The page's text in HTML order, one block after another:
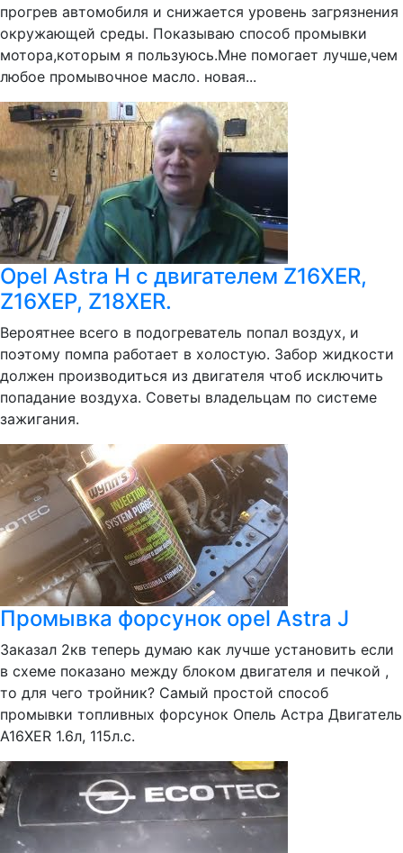
прогрев автомобиля и снижается уровень загрязнения
окружающей среды. Показываю способ промывки
мотора,которым я пользуюсь.Мне помогает лучше,чем
любое промывочное масло. новая...
Opel Astra H с двигателем Z16XER,
Z16XEP, Z18XER.
Вероятнее всего в подогреватель попал воздух, и
поэтому помпа работает в холостую. Забор жидкости
должен производиться из двигателя чтоб исключить
попадание воздуха. Советы владельцам по системе
зажигания.
Промывка форсунок opel Astra J
Заказал 2кв теперь думаю как лучше установить если
в схеме показано между блоком двигателя и печкой ,
то для чего тройник? Самый простой способ
промывки топливных форсунок Опель Астра Двигатель
A16XER 1.6л, 115л.с.